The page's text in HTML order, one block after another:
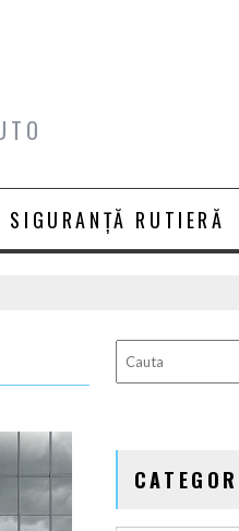
SIGURANȚĂ RUTIERĂ